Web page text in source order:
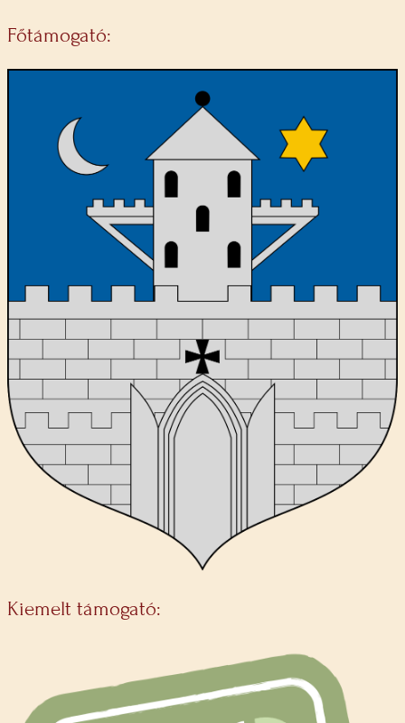
Főtámogató:
Kiemelt támogató: